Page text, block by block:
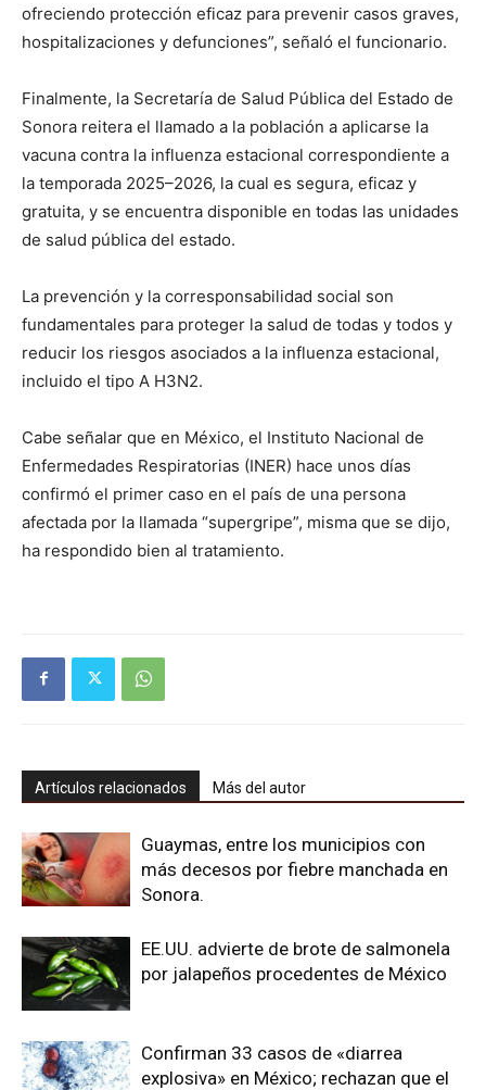
ofreciendo protección eficaz para prevenir casos graves,
hospitalizaciones y defunciones”, señaló el funcionario.
Finalmente, la Secretaría de Salud Pública del Estado de
Sonora reitera el llamado a la población a aplicarse la
vacuna contra la influenza estacional correspondiente a
la temporada 2025–2026, la cual es segura, eficaz y
gratuita, y se encuentra disponible en todas las unidades
de salud pública del estado.
La prevención y la corresponsabilidad social son
fundamentales para proteger la salud de todas y todos y
reducir los riesgos asociados a la influenza estacional,
incluido el tipo A H3N2.
Cabe señalar que en México, el Instituto Nacional de
Enfermedades Respiratorias (INER) hace unos días
confirmó el primer caso en el país de una persona
afectada por la llamada “supergripe”, misma que se dijo,
ha respondido bien al tratamiento.
Artículos relacionados Más del autor
Guaymas, entre los municipios con
más decesos por fiebre manchada en
Sonora.
EE.UU. advierte de brote de salmonela
por jalapeños procedentes de México
Confirman 33 casos de «diarrea
explosiva» en México; rechazan que el